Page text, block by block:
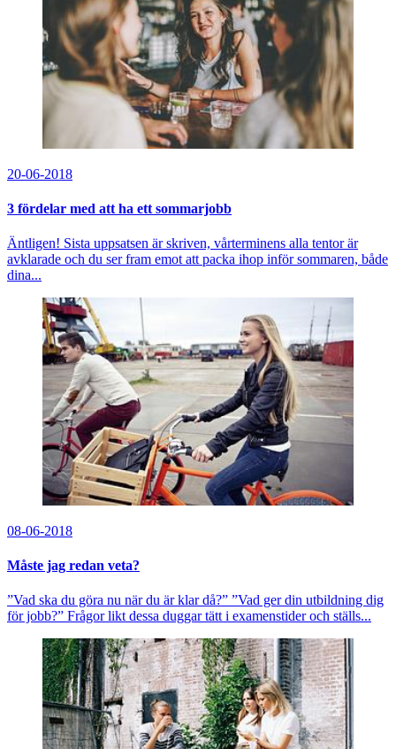
20-06-2018
3 fördelar med att ha ett sommarjobb
Äntligen! Sista uppsatsen är skriven, vårterminens alla tentor är
avklarade och du ser fram emot att packa ihop inför sommaren, både
dina...
08-06-2018
Måste jag redan veta?
”Vad ska du göra nu när du är klar då?” ”Vad ger din utbildning dig
för jobb?” Frågor likt dessa duggar tätt i examenstider och ställs...